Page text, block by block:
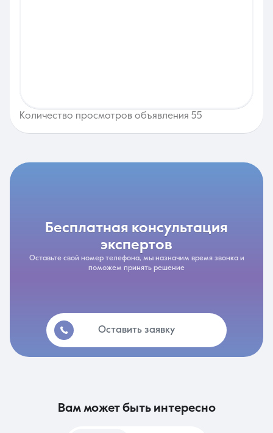
Количество просмотров объявления 55
бесплатная консультация
экспертов
Оставьте свой номер телефона, мы назначим время звонка и
поможем принять решение
Оставить заявку
вам может быть интересно